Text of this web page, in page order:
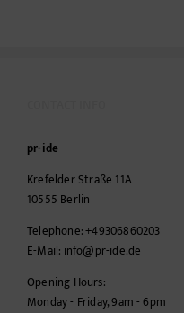
pr-ide
Krefelder Straße 11A
10555 Berlin
Telephone:+49306860203
E-Mail: info@pr-ide.de
Opening Hours:
Monday - Friday, 9am - 6pm